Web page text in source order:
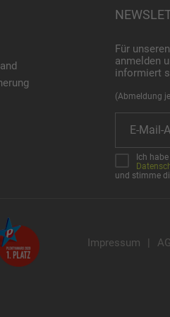
Für
anmelden
informiert
(Abmeldung
Ich
und stimme
Impressum